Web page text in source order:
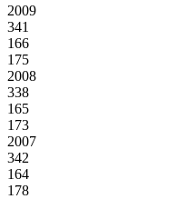
2009
341
166
175
2008
338
165
173
2007
342
164
178